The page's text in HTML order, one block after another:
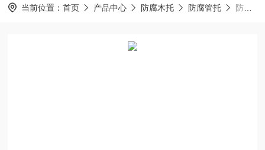
在线留言
当前位置： 首页 产品中心 防腐木托 防腐管托 防腐管托 木托铁卡 管道支撑块